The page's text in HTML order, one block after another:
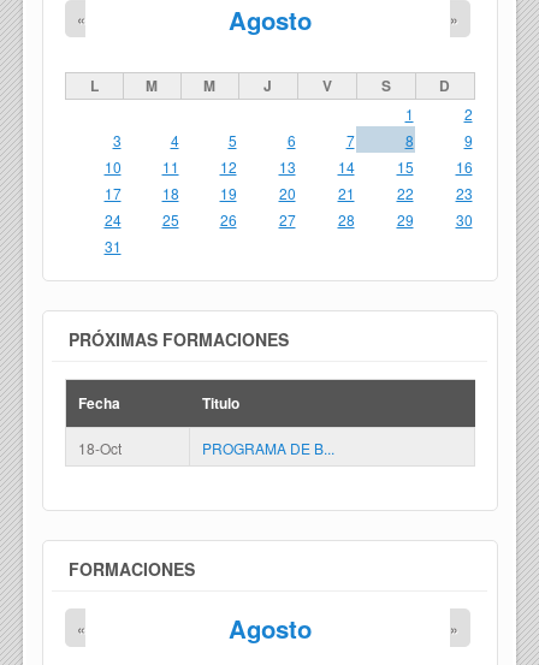
Agosto
« »
L M M J V S D
1
2
3
4 5 6 7 8
9
10
11 12 13 14 15
16
17
18 19 20 21 22
23
24
25 26 27 28 29
30
31
PRÓXIMAS FORMACIONES
Fecha Titulo
18-Oct PROGRAMA DE B...
FORMACIONES
Agosto
« »